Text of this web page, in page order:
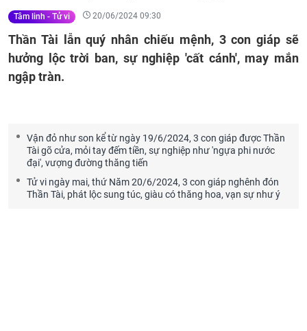
Tâm linh - Tử vi 20/06/2024 09:30
Thần Tài lẫn quý nhân chiếu mệnh, 3 con giáp sẽ
hưởng lộc trời ban, sự nghiệp 'cất cánh', may mắn
ngập tràn.
Vận đỏ như son kể từ ngày 19/6/2024, 3 con giáp được Thần
Tài gõ cửa, mỏi tay đếm tiền, sự nghiệp như 'ngựa phi nước
đại', vượng đường thăng tiến
Tử vi ngày mai, thứ Năm 20/6/2024, 3 con giáp nghênh đón
Thần Tài, phát lộc sung túc, giàu có thăng hoa, vạn sự như ý